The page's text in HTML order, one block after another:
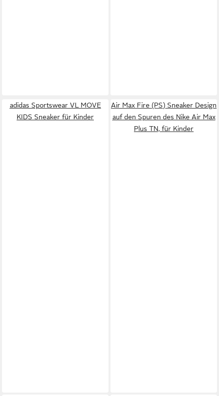
adidas Sportswear VL MOVE
KIDS Sneaker für Kinder
Air Max Fire (PS) Sneaker Design
auf den Spuren des Nike Air Max
Plus TN, für Kinder